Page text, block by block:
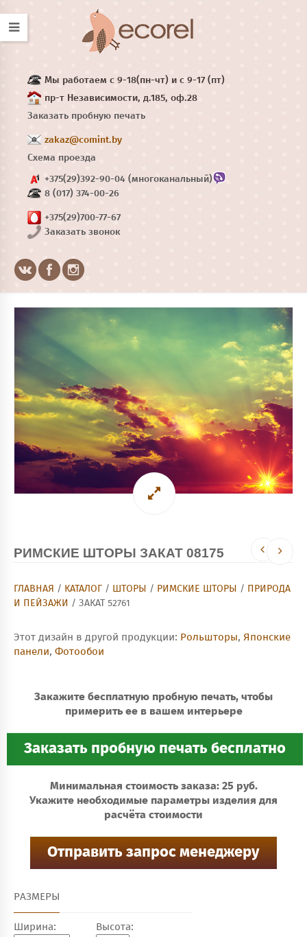
Мы работаем с 9-18(пн-чт) и с 9-17 (пт)
пр-т Независимости, д.185, оф.28
Заказать пробную печать
zakaz@comint.by
Схема проезда
+375(29)392-90-04 (многоканальный)
8 (017) 374-00-26
+375(29)700-77-67
Заказать звонок
РИМСКИЕ ШТОРЫ ЗАКАТ 08175
ГЛАВНАЯ / КАТАЛОГ / ШТОРЫ / РИМСКИЕ ШТОРЫ /
ПРИРОДА
И ПЕЙЗАЖИ / ЗАКАТ 52761
Этот дизайн в другой продукции: Рольшторы, Японские
панели, Фотообои
Закажите бесплатную пробную печать, чтобы
примерить ее в вашем интерьере
Минимальная стоимость заказа: 25 руб.
Укажите необходимые параметры изделия для
расчёта стоимости
РАЗМЕРЫ
Ширина:
Высота: